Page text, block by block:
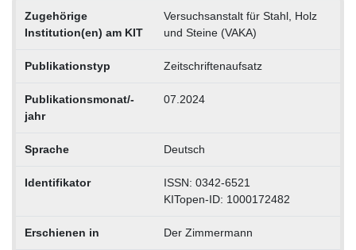
Zugehörige
Institution(en) am KIT
Versuchsanstalt für Stahl, Holz
und Steine (VAKA)
Publikationstyp Zeitschriftenaufsatz
Publikationsmonat/-
jahr
07.2024
Sprache Deutsch
Identifikator
ISSN: 0342-6521
KITopen-ID: 1000172482
Erschienen in Der Zimmermann